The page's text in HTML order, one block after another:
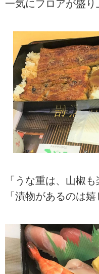
一気にフロアが盛り
「うな重は、山椒
「漬物があるのは嬉